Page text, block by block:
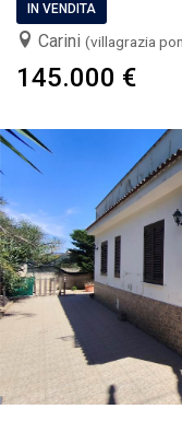
IN VENDITA
Carini (villagrazia
145.000 €